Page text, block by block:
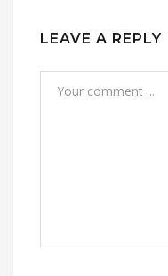
LEAVE A REPLY